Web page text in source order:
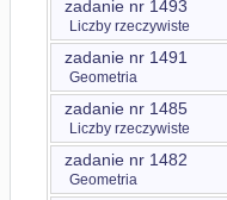
zadanie nr 1493
Liczby rzeczywiste
zadanie nr 1491
Geometria
zadanie nr 1485
Liczby rzeczywiste
zadanie nr 1482
Geometria